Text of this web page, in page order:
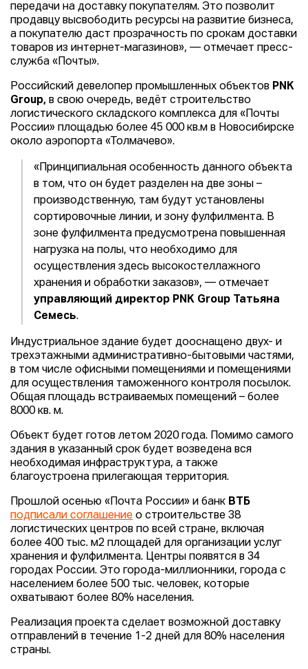
передачи на доставку покупателям. Это позволит
продавцу высвободить ресурсы на развитие бизнеса,
а покупателю даст прозрачность по срокам доставки
товаров из интернет-магазинов», — отмечает пресс-
служба «Почты».
Российский девелопер промышленных объектов PNK
Group, в свою очередь, ведёт строительство
логистического складского комплекса для «Почты
России» площадью более 45 000 кв.м в Новосибирске
около аэропорта «Толмачево».
«Принципиальная особенность данного объекта
в том, что он будет разделен на две зоны –
производственную, там будут установлены
сортировочные линии, и зону фулфилмента. В
зоне фулфилмента предусмотрена повышенная
нагрузка на полы, что необходимо для
осуществления здесь высокостеллажного
хранения и обработки заказов», — отмечает
управляющий директор PNK Group Татьяна
Семесь.
Индустриальное здание будет дооснащено двух- и
трехэтажными административно-бытовыми частями,
в том числе офисными помещениями и помещениями
для осуществления таможенного контроля посылок.
Общая площадь встраиваемых помещений – более
8000 кв. м.
Объект будет готов летом 2020 года. Помимо самого
здания в указанный срок будет возведена вся
необходимая инфраструктура, а также
благоустроена прилегающая территория.
Прошлой осенью «Почта России» и банк ВТБ
подписали соглашение о строительстве 38
логистических центров по всей стране, включая
более 400 тыс. м2 площадей для организации услуг
хранения и фулфилмента. Центры появятся в 34
городах России. Это города-миллионники, города с
населением более 500 тыс. человек, которые
охватывают более 80% населения.
Реализация проекта сделает возможной доставку
отправлений в течение 1-2 дней для 80% населения
страны.